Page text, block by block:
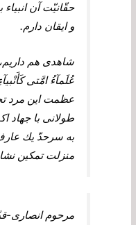
حقّانيّت آن
و ايقان دارم.
شاهدى هم
عُلَمآءُ امَّتى
عظمت اين مرد
طولانى با جهاد
به سرحدّ يك
منزلت تمكين
مرحوم انصارى‏-